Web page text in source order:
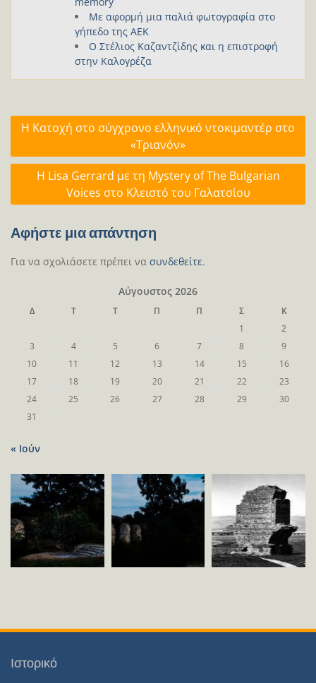
Με αφορμή μια παλιά φωτογραφία στο
γήπεδο της ΑΕΚ
Ο Στέλιος Καζαντζίδης και η επιστροφή
στην Καλογρέζα
Πλοήγηση
άρθρων
H Κατοχή στο σύγχρονο ελληνικό ντοκιμαντέρ στο
«Τριανόν»
Η Lisa Gerrard με τη Mystery of The Bulgarian
Voices στο Κλειστό του Γαλατσίου
Αφήστε μια απάντηση
Για να σχολιάσετε πρέπει να συνδεθείτε.
Αύγουστος 2026
Δ Τ Τ Π Π Σ
Κ
1
2
3
4 5 6 7 8
9
10
11 12 13 14 15
16
17
18 19 20 21 22
23
24
25 26 27 28 29
30
31
« Ιούν
Ιστορικό